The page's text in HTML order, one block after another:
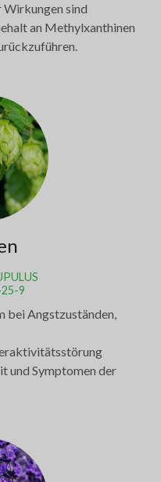
Wirkungen sind
an Methylxanthinen
9
bei Angstzuständen,
und Symptomen der